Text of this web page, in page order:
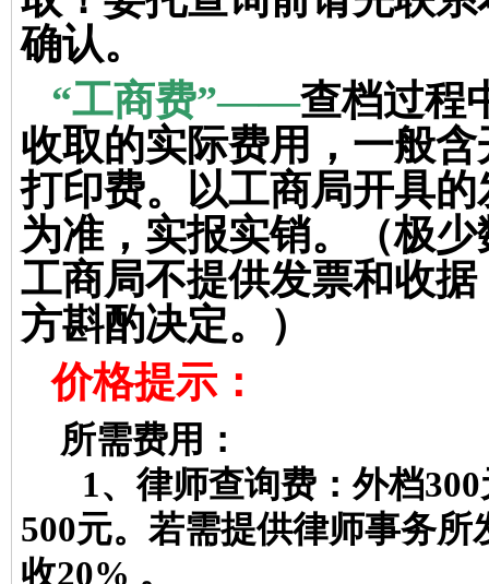
确认。
“工商费”——查档过程
收取的实际费用，一般
打印费。以工商局开具的
为准，实报实销。（极
工商局不提供发票和收据
方斟酌决定。）
价格提示：
所需费用：
1、律师查询费：外档300
500元。若需提供律师事务所
收20% 。